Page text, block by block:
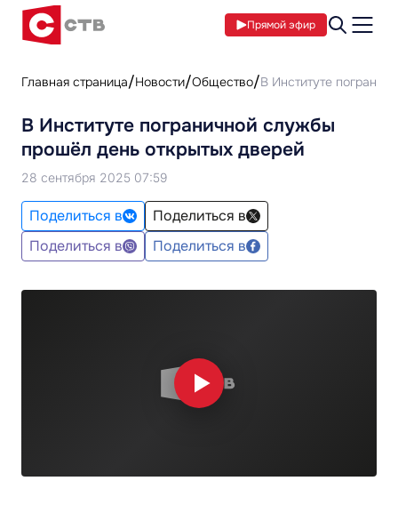
Прямой эфир
Главная страница Новости Общество В Институте
В Институте пограничной службы
прошёл день открытых дверей
28 сентября 2025 07:59
Поделиться в
Поделиться в
Поделиться в
Поделиться в